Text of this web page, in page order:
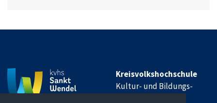
Kreisvolkshochschule
Kultur- und Bildungs-